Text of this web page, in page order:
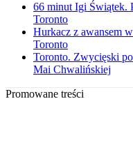
66 minut Igi Świątek.
Toronto
Hurkacz z awansem
Toronto
Toronto. Zwycięski
Mai Chwalińskiej
Promowane treści